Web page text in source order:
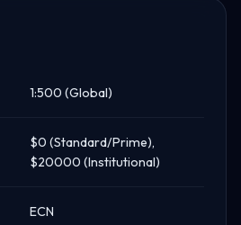
1:500 (Global)
$0 (Standard/Prime),
$20000 (Institutional)
ECN